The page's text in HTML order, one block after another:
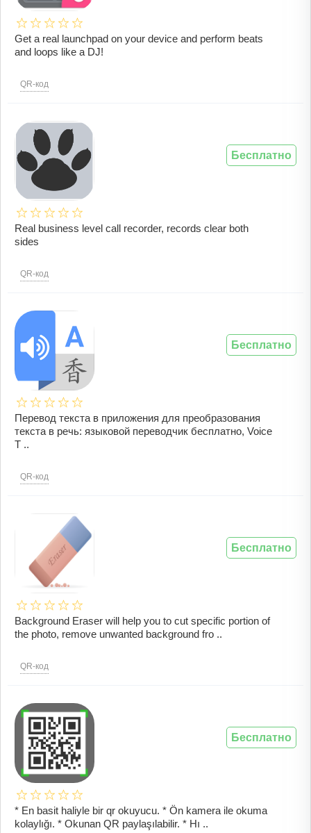
Get a real launchpad on your device and perform beats
and loops like a DJ!
QR-код
Real business level call recorder, records clear both
sides
QR-код
Бесплатно
Перевод текста в приложения для преобразования
текста в речь: языковой переводчик бесплатно, Voice
T ..
QR-код
Бесплатно
Background Eraser will help you to cut specific portion of
the photo, remove unwanted background fro ..
QR-код
Бесплатно
* En basit haliyle bir qr okuyucu. * Ön kamera ile okuma
kolaylığı. * Okunan QR paylaşılabilir. * Hı ..
Бесплатно